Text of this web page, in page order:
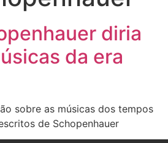
diria
da era
sobre as músicas dos tempos
de Schopenhauer